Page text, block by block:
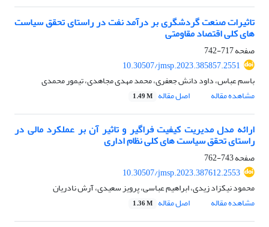
تاثیرات صنعت گردشگری بر درآمد نفت در راستای تحقق سیاست
های کلی اقتصاد مقاومتی
صفحه717-742
10.30507/jmsp.2023.385857.2551
باسم عباس، داود دانش جعفری، محمد مهدی مجاهدی، تیمور محمدی
مشاهده مقاله
اصل مقاله 1.49 M
ارائه مدل مدیریت کیفیت فراگیر و تاثیر آن بر عملکرد مالی در
راستای تحقق سیاست های کلی نظام اداری
صفحه743-762
10.30507/jmsp.2023.387612.2553
محمود نیکزاد زیدی، ابراهیم عباسی، پرویز سعیدی، آرش نادریان
مشاهده مقاله
اصل مقاله 1.36 M